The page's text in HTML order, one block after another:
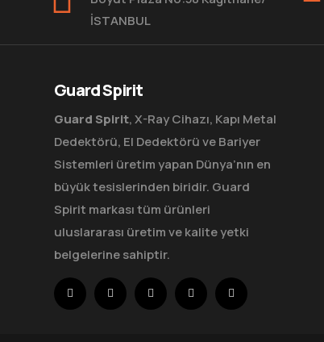
İSTANBUL
Guard Spirit
Guard Spirit, X-Ray Cihazı, Kapı Metal
Dedektörü, El Dedektörü ve Bariyer
Sistemleri üretim yapan Dünya’nın en
büyük tesislerinden biridir. Guard
Spirit markası tüm ürünleri
uluslararası üretim ve kalite yetki
belgelerine sahiptir.